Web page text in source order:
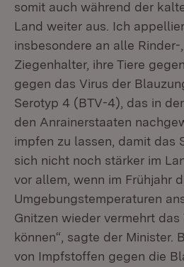
somit auch während der
Land weiter aus. Ich
insbesondere an alle Rinder-
Ziegenhalter, ihre Tiere
gegen das Virus der
Serotyp 4 (BTV-4), das in
den Anrainerstaaten
impfen zu lassen, damit das
sich nicht noch stärker im
vor allem, wenn im Frühjahr
Umgebungstemperaturen
Gnitzen wieder vermehrt
können“, sagte der Minister.
von Impfstoffen gegen die